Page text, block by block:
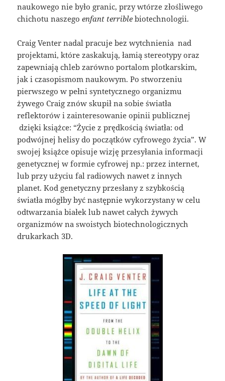
naukowego nie było granic, przy wtórze złośliwego
chichotu naszego enfant terrible biotechnologii.
Craig Venter nadal pracuje bez wytchnienia nad
projektami, które zaskakują, łamią stereotypy oraz
zapewniają chleb zarówno portalom plotkarskim,
jak i czasopismom naukowym. Po stworzeniu
pierwszego w pełni syntetycznego organizmu
żywego Craig znów skupił na sobie światła
reflektorów i zainteresowanie opinii publicznej
dzięki książce: “Życie z prędkością światła: od
podwójnej helisy do początków cyfrowego życia”. W
swojej książce opisuje wizję przesyłania informacji
genetycznej w formie cyfrowej np.: przez internet,
lub przy użyciu fal radiowych nawet z innych
planet. Kod genetyczny przesłany z szybkością
światła mógłby być następnie wykorzystany w celu
odtwarzania białek lub nawet całych żywych
organizmów na swoistych biotechnologicznych
drukarkach 3D.